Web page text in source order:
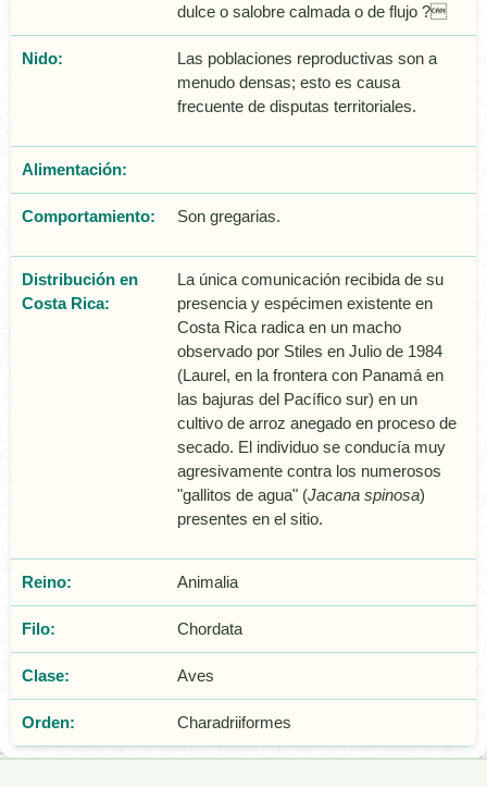
dulce o salobre calmada o de flujo ?
Nido:
Las poblaciones reproductivas son a
menudo densas; esto es causa
frecuente de disputas territoriales.
Alimentación:
Comportamiento: Son gregarias.
Distribución en
Costa Rica:
La única comunicación recibida de su
presencia y espécimen existente en
Costa Rica radica en un macho
observado por Stiles en Julio de 1984
(Laurel, en la frontera con Panamá en
las bajuras del Pacífico sur) en un
cultivo de arroz anegado en proceso de
secado. El individuo se conducía muy
agresivamente contra los numerosos
"gallitos de agua" (Jacana spinosa)
presentes en el sitio.
Reino: Animalia
Filo: Chordata
Clase: Aves
Orden: Charadriiformes